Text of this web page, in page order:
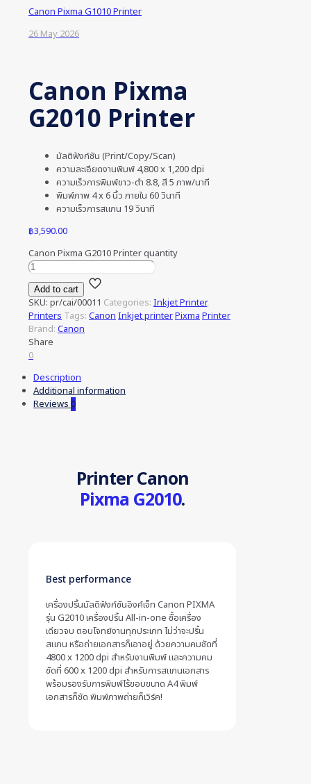
Canon Pixma G1010 Printer
26 May 2026
Canon Pixma
G2010 Printer
มัลติฟังก์ชัน (Print/Copy/Scan)
ความละเอียดงานพิมพ์ 4,800 x 1,200 dpi
ความเร็วการพิมพ์ขาว-ดำ 8.8, สี 5 ภาพ/นาที
พิมพ์ภาพ 4 x 6 นิ้ว ภายใน 60 วินาที
ความเร็วการสแกน 19 วินาที
฿3,590.00
Canon Pixma G2010 Printer quantity
Add to cart
SKU: pr/cai/00011 Categories: Inkjet Printer,
Printers Tags: Canon Inkjet printerPixma Printer
Brand: Canon
Share
0
Description
Additional information
Reviews 0
Printer Canon
Pixma G2010.
Best performance
เครื่องปริ้นมัลติฟังก์ชันอิงค์เจ็ท Canon PIXMA
รุ่น G2010 เครื่องปริ้น All-in-one ซื้อเครื่อง
เดียวจบ ตอบโจทย์งานทุกประเภท ไม่ว่าจะปริ้น
สแกน หรือถ่ายเอกสารก็เอาอยู่ ด้วยความคมชัดที่
4800 x 1200 dpi สำหรับงานพิมพ์ และความคม
ชัดที่ 600 x 1200 dpi สำหรับการสแกนเอกสาร
พร้อมรองรับการพิมพ์ไร้ขอบขนาด A4 พิมพ์
เอกสารก็ชัด พิมพ์ภาพถ่ายก็เวิร์ค!